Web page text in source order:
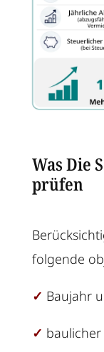
Was Die
prüfen
folgende
✓ Baujahr
✓